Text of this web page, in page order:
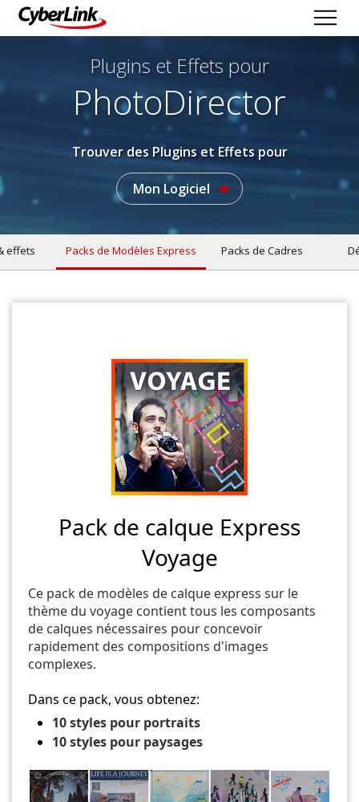
Plugins et Effets pour
PhotoDirector
Trouver des Plugins et Effets pour
Mon Logiciel
effets Packs de Modèles Express Packs de Cadres
Pack de calque Express
Voyage
Ce pack de modèles de calque express sur le
thème du voyage contient tous les composants
de calques nécessaires pour concevoir
rapidement des compositions d'images
complexes.
Dans ce pack, vous obtenez:
10 styles pour portraits
10 styles pour paysages